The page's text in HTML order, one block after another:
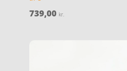
739,00 kr.